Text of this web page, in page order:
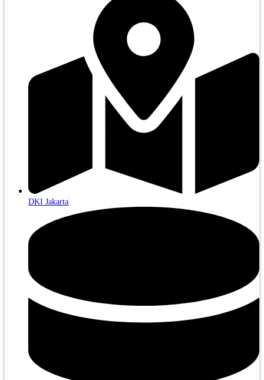
DKI Jakarta